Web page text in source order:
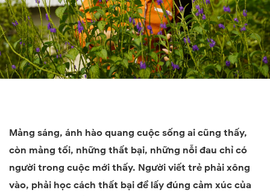
Mảng sáng, ánh hào quang cuộc sống ai cũng thấy,
còn mảng tối, những thất bại, những nỗi đau chỉ có
người trong cuộc mới thấy. Người viết trẻ phải xông
vào, phải học cách thất bại để lấy đúng cảm xúc của